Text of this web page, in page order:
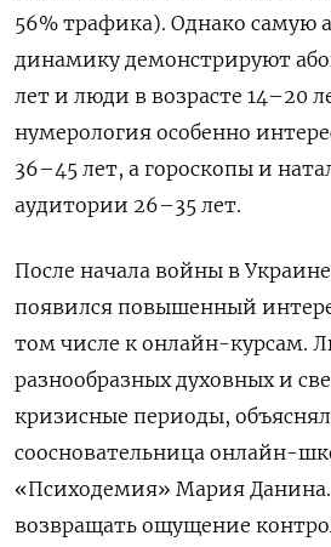
56% трафика). Однако самую
динамику демонстрируют
лет и люди в возрасте 14–20
нумерология особенно
36–45 лет, а гороскопы и
аудитории 26–35 лет.
После начала войны в
появился повышенный
том числе к онлайн-курсам.
разнообразных духовных и
кризисные периоды,
соосновательница онлайн-
«Психодемия» Мария
возвращать ощущение